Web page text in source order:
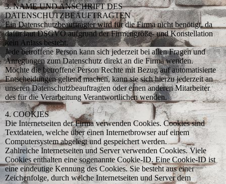
3. NAME UND ANSCHRIFT DES
DATENSCHUTZBEAUFTRAGTEN
Ein Datenschutzbeauftragter wird für die Firma nicht benötigt, da
dafür laut DSGVO aufgrund der Firmengröße- und Konstellation
kein Anlass besteht.
Jede betroffene Person kann sich jederzeit bei allen Fragen und
Anregungen zum Datenschutz direkt an die Firma wenden.
Möchte die betroffene Person Rechte mit Bezug auf automatisierte
Entscheidungen geltend machen, kann sie sich hierzu jederzeit an
unseren Datenschutzbeauftragten oder einen anderen Mitarbeiter
des für die Verarbeitung Verantwortlichen wenden.
4. COOKIES
Die Internetseiten der Firma verwenden Cookies. Cookies sind
Textdateien, welche über einen Internetbrowser auf einem
Computersystem abgelegt und gespeichert werden.
Zahlreiche Internetseiten und Server verwenden Cookies. Viele
Cookies enthalten eine sogenannte Cookie-ID. Eine Cookie-ID ist
eine eindeutige Kennung des Cookies. Sie besteht aus einer
Zeichenfolge, durch welche Internetseiten und Server dem